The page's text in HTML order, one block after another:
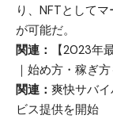
り、NFTとして
が可能だ。
関連：
【2023年
｜始め方・稼ぎ
関連： 爽快サバ
ビス提供を開始